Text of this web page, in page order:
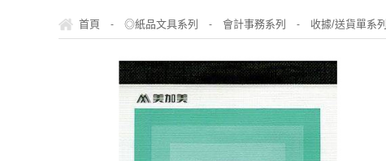
◎運動/休閒/樂器 ◎客製化禮贈品 ◎食品/零食/飲料
首頁 - ◎紙品文具系列 - 會計事務系列 - 收據/送貨單系列